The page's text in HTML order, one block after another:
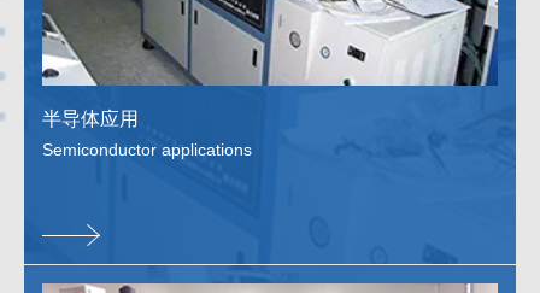
半导体应用
Semiconductor applications